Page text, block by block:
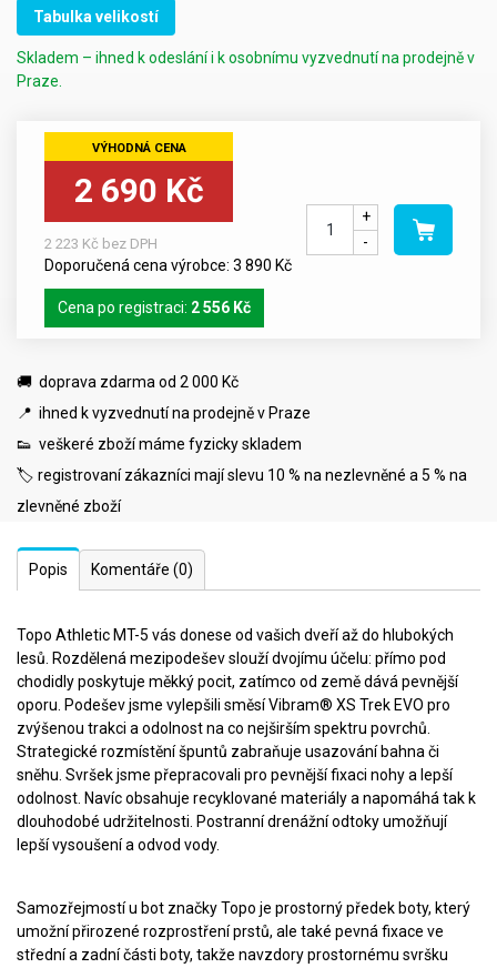
Tabulka velikostí
Skladem – ihned k odeslání i k osobnímu vyzvednutí na prodejně v
Praze.
2 690 Kč
2 223 Kč bez DPH
Doporučená cena výrobce: 3 890 Kč
Cena po registraci: 2 556 Kč
+
-
🚚 doprava zdarma od 2 000 Kč
📍 ihned k vyzvednutí na prodejně v Praze
👟 veškeré zboží máme fyzicky skladem
🏷️ registrovaní zákazníci mají slevu 10 % na nezlevněné a 5 % na
zlevněné zboží
Popis Komentáře (0)
Topo Athletic MT-5 vás donese od vašich dveří až do hlubokých
lesů. Rozdělená mezipodešev slouží dvojímu účelu: přímo pod
chodidly poskytuje měkký pocit, zatímco od země dává pevnější
oporu. Podešev jsme vylepšili směsí Vibram® XS Trek EVO pro
zvýšenou trakci a odolnost na co nejširším spektru povrchů.
Strategické rozmístění špuntů zabraňuje usazování bahna či
sněhu. Svršek jsme přepracovali pro pevnější fixaci nohy a lepší
odolnost. Navíc obsahuje recyklované materiály a napomáhá tak k
dlouhodobé udržitelnosti. Postranní drenážní odtoky umožňují
lepší vysoušení a odvod vody.
Samozřejmostí u bot značky Topo je prostorný předek boty, který
umožní přirozené rozprostření prstů, ale také pevná fixace ve
střední a zadní části boty, takže navzdory prostornému svršku